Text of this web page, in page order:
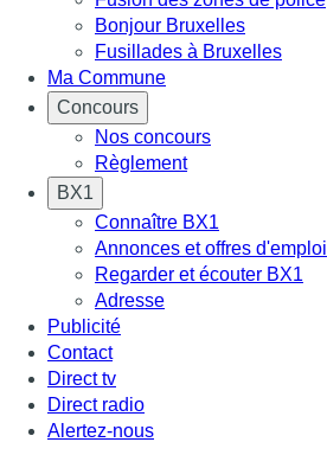
Bonjour Bruxelles
Fusillades à Bruxelles
Ma Commune
Concours
Nos concours
Règlement
BX1
Connaître BX1
Annonces et offres d'emploi
Regarder et écouter BX1
Adresse
Publicité
Contact
Direct tv
Direct radio
Alertez-nous